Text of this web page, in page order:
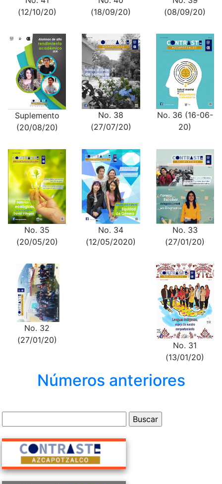
(12/10/20)
(18/09/20)
(08/09/20)
Suplemento
(20/08/20)
No. 38
(27/07/20)
No. 36 (16-06-
20)
No. 35
(20/05/20)
No. 34
(12/05/2020)
No. 33
(27/01/20)
No. 32
(27/01/20)
No. 31
(13/01/20)
Números anteriores